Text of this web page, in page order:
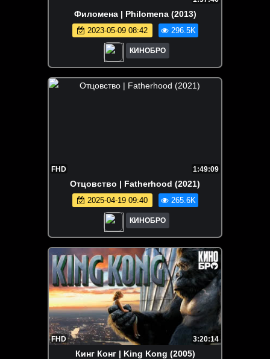
Филомена | Philomena (2013)
2023-05-09 08:42 296.5K
КИНОБРО
FHD 1:49:09
Отцовство | Fatherhood (2021)
2025-04-19 09:40 265.6K
КИНОБРО
FHD 3:20:14
Кинг Конг | King Kong (2005)